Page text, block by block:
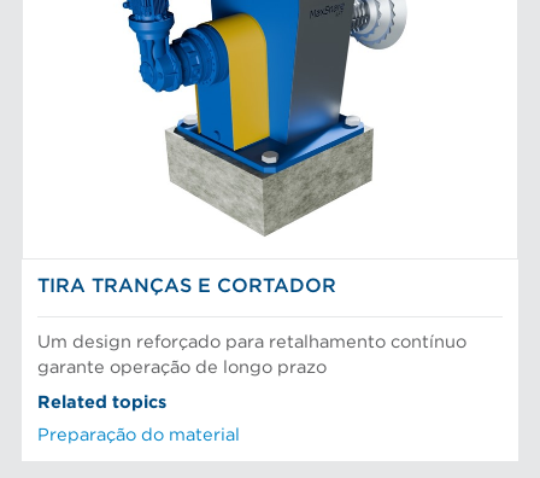
TIRA TRANÇAS E CORTADOR
Um design reforçado para retalhamento contínuo
garante operação de longo prazo
Related topics
Preparação do material